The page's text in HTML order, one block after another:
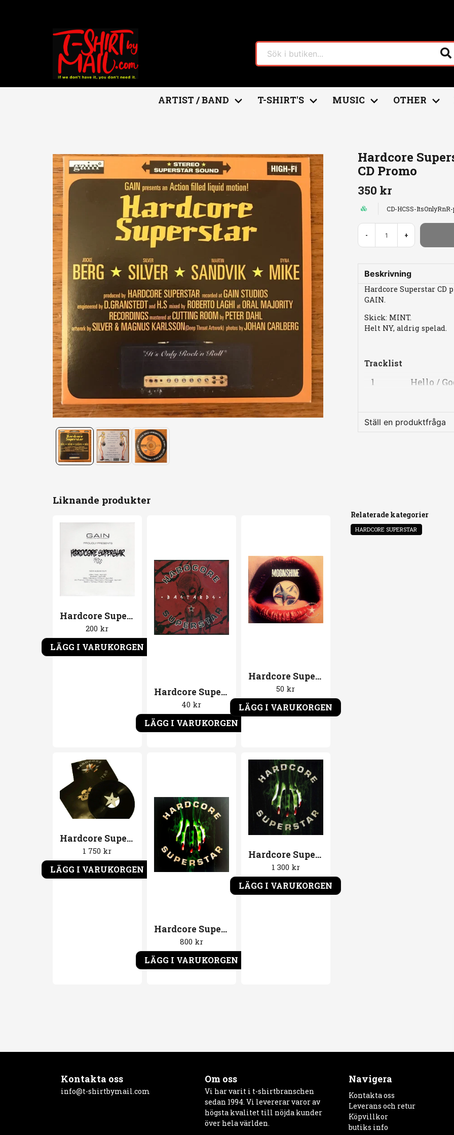
ARTIST / BAND T-SHIRT'S MUSIC OTHER
HARDCORE SUPERSTAR Hardcore Superstar "It's Only Rock 'n' Roll" CD Promo
Hardcore
CD Promo
350 kr
CD-HCSS-
- +
Beskrivning
Hardcore Superstar CD
GAIN.
Skick: MINT.
Helt NY, aldrig spelad.
Tracklist
Position Title/
1
Hello /
Baby
3
Send
7
Dig A Hole
8
Punk
Ställ en produktfråga
Liknande produkter
Hardcore Superstar HCSS. CD promo
200 kr
LÄGG I VARUKORGEN
Hardcore Superstar Bastards CD Single
40 kr
LÄGG I VARUKORGEN
Hardcore Superstar Moonshine CD Single
50 kr
LÄGG I VARUKORGEN
Hardcore Superstar Vinyl Hardcore Superstar. LP Skiva
1 750 kr
LÄGG I VARUKORGEN
Hardcore Superstar Vinyl Beg For It. LP Skiva
800 kr
LÄGG I VARUKORGEN
Hardcore Superstar Vinyl Beg For It LP Skiva Grön vinyl
1 300 kr
LÄGG I VARUKORGEN
Relaterade kategorier
HARDCORE SUPERSTAR
Kontakta oss
info@t-shirtbymail.com
Om oss
Vi har varit i t-shirtbranschen
sedan 1994. Vi levererar varor av
högsta kvalitet till nöjda kunder
över hela världen.
Navigera
Kontakta oss
Leverans och retur
Köpvillkor
butiks info